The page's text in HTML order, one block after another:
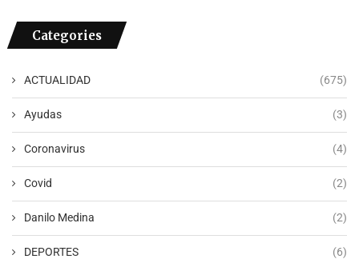
Categories
ACTUALIDAD (675)
Ayudas (3)
Coronavirus (4)
Covid (2)
Danilo Medina (2)
DEPORTES (6)